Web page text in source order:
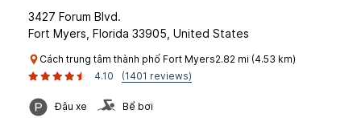
3427 Forum Blvd.
Fort Myers, Florida 33905, United States
Cách trung tâm thành phố Fort Myers2.82 mi (4.53 km)
4.10
(1401 reviews)
Đậu xe Bể bơi